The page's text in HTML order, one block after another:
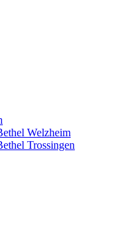
Welzheim
Trossingen